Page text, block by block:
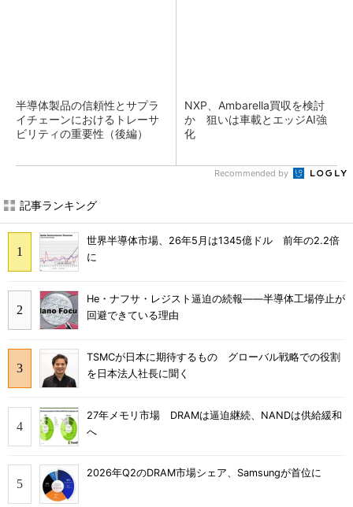
半導体製品の信頼性とサプラ
イチェーンにおけるトレーサ
ビリティの重要性（後編）
NXP、Ambarella買収を検討
か 狙いは車載とエッジAI強
化
Recommended by
記事ランキング
世界半導体市場、26年5月は1345億ドル 前年の2.2倍
に
He・ナフサ・レジスト逼迫の続報――半導体工場停止が
回避できている理由
TSMCが日本に期待するもの グローバル戦略での役割
を日本法人社長に聞く
27年メモリ市場 DRAMは逼迫継続、NANDは供給緩和
へ
2026年Q2のDRAM市場シェア、Samsungが首位に